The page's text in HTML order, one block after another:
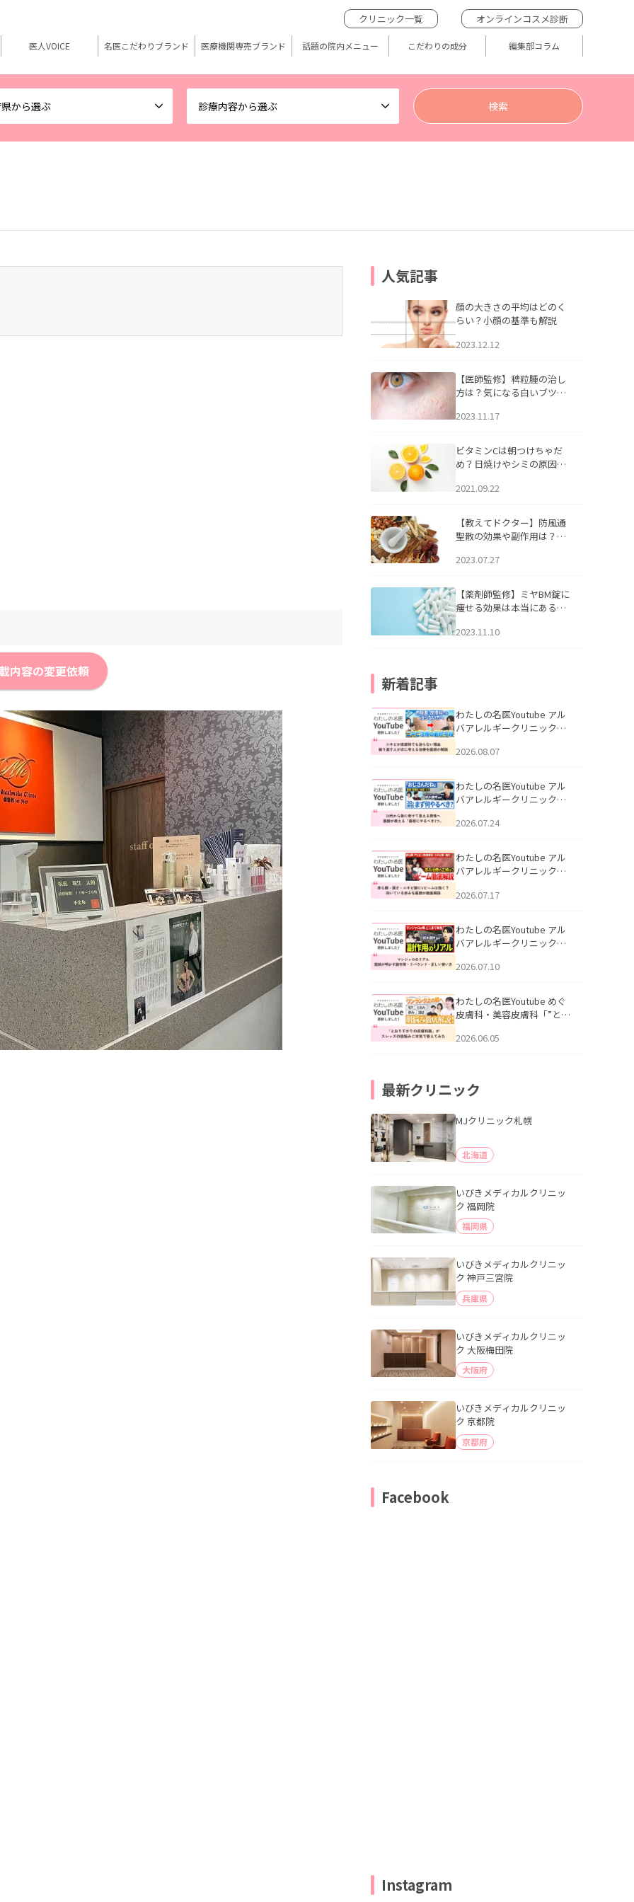
から選ぶ 診療内容から選ぶ
クリニック一覧 オンラインコスメ診断
医人VOICE 名医こだわりブランド 医療機関専売ブランド 話題の院内メニュー こだわりの成分 編集部コラム
内容の変更依頼
人気記事
顔の大きさの平均はどのく
らい？小顔の基準も解説
2023.12.12
【医師監修】稗粒腫の治し
方は？気になる白いブツブ
アについて
2023.11.17
ビタミンCは朝つけちゃだ
め？日焼けやシミの原因に
2021.09.22
【教えてドクター】防風通
聖散の効果や副作用は？長
2023.07.27
【薬剤師監修】ミヤBM錠に
痩せる効果は本当にある
2023.11.10
新着記事
わたしの名医Youtube アル
バアレルギークリニック札
らない理由｜繰り返す人が
説」を公開いたしました。
2026.08.07
わたしの名医Youtube アル
バアレルギークリニック札
える男性へ｜医師が教える
公開いたしました。
2026.07.24
わたしの名医Youtube アル
バアレルギークリニック札
跡にVビームは効く？向いて
説」を公開いたしました。
2026.07.17
わたしの名医Youtube アル
バアレルギークリニック札
医師が明かす副作用・リバ
公開いたしました。
2026.07.10
わたしの名医Youtube めぐ
皮膚科・美容皮膚科「”とお
ッズの肌悩みに本気で答え
2026.06.05
最新クリニック
MJクリニック札幌
北海道
いびきメディカルクリニッ
ク 福岡院
福岡県
いびきメディカルクリニッ
ク 神戸三宮院
兵庫県
いびきメディカルクリニッ
ク 大阪梅田院
大阪府
いびきメディカルクリニッ
ク 京都院
京都府
Facebook
Instagram